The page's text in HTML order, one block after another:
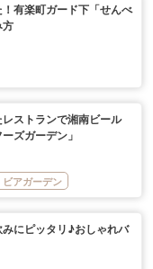
有楽町ガード下「せんべ
方
ストランで湘南ビール
ズガーデン」
ビアガーデン
みにピッタリ♪おしゃれバ